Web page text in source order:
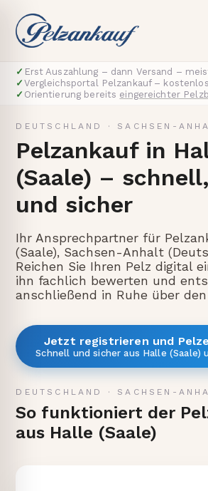
✓ Erst Auszahlung – dann Versand –
✓ Vergleichsportal Pelzankauf –
✓ Orientierung bereits eingereichter
DEUTSCHLAND · SACHSEN-
Pelzankauf in
(Saale) –
und sicher
Ihr Ansprechpartner für
(Saale), Sachsen-Anhalt
Reichen Sie Ihren Pelz digital
ihn fachlich bewerten und
anschließend in Ruhe über den
Jetzt registrieren und
Schnell und sicher aus Halle (Saale)
DEUTSCHLAND · SACHSEN-
So funktioniert der
aus Halle (Saale)